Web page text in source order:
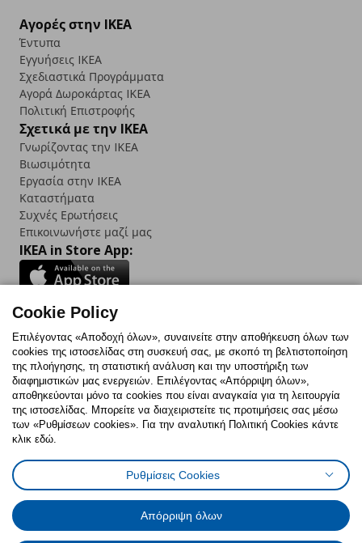
Αγορές στην IKEA
Έντυπα
Εγγυήσεις IKEA
Σχεδιαστικά Προγράμματα
Αγορά Δωρoκάρτας IKEA
Πολιτική Επιστροφής
Σχετικά με την IKEA
Γνωρίζοντας την IKEA
Βιωσιμότητα
Εργασία στην IKEA
Καταστήματα
Συχνές Ερωτήσεις
Επικοινωνήστε μαζί μας
IKEA in Store App:
Follow us:
FacebookInstagram
TikTokYoutubePinterestTwitter
Πολιτική CookiesΔήλωση ψηφιακής προσβασιμότητας
Ρυθμίσεις cookiesΌροι Χρήσης
Γενική Πολιτική Προσωπικών Δεδομένων
Πολιτική Προσωπικών Δεδομένων για ΙΚΕΑ.gr
Κώδικας Καταναλωτικής Δεοντολογίας
Cookie Policy
Επιλέγοντας «Αποδοχή όλων», συναινείτε στην αποθήκευση όλων των
cookies της ιστοσελίδας στη συσκευή σας, με σκοπό τη βελτιστοποίηση
της πλοήγησης, τη στατιστική ανάλυση και την υποστήριξη των
διαφημιστικών μας ενεργειών. Επιλέγοντας «Απόρριψη όλων»,
αποθηκεύονται μόνο τα cookies που είναι αναγκαία για τη λειτουργία
της ιστοσελίδας. Μπορείτε να διαχειριστείτε τις προτιμήσεις σας μέσω
των «Ρυθμίσεων cookies». Για την αναλυτική Πολιτική Cookies κάντε
κλικ εδώ.
Ρυθμίσεις Cookies
Απόρριψη όλων